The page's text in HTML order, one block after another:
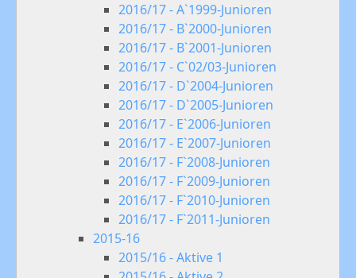
2016/17 - A`1999-Junioren
2016/17 - B`2000-Junioren
2016/17 - B`2001-Junioren
2016/17 - C`02/03-Junioren
2016/17 - D`2004-Junioren
2016/17 - D`2005-Junioren
2016/17 - E`2006-Junioren
2016/17 - E`2007-Junioren
2016/17 - F`2008-Junioren
2016/17 - F`2009-Junioren
2016/17 - F`2010-Junioren
2016/17 - F`2011-Junioren
2015-16
2015/16 - Aktive 1